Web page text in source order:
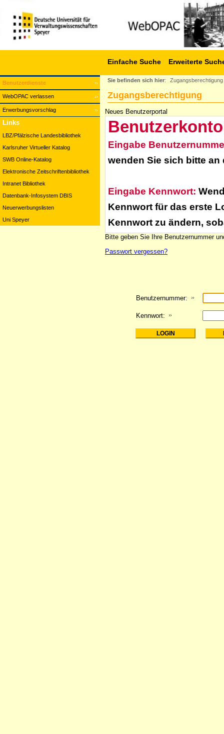
Benutzerdienste
WebOPAC verlassen
Erwerbungsvorschlag
Einfache Suche Erweiterte
Links
LBZ/Pfälzische Landesbibliothek
Karlsruher Virtueller Katalog
SWB Online-Katalog
Elektronische Zeitschriftenbibliothek
Intranet Bibliothek
Datenbank-Infosystem DBIS
Neuerwerbungslisten
Uni Speyer
Sie befinden sich hier: Zugangsberechtigung
Zugangsberechtigung
Neues Benutzerportal
Benutzerkonto
Eingabe
wenden Sie sich bitte
Eingabe Kennwort:
Kennwort für das erste
Kennwort zu ändern,
Bitte geben Sie Ihre Benutzernummer
Passwort vergessen?
Benutzernummer:
Kennwort: